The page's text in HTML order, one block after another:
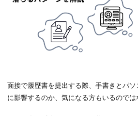
面接で履歴書を提出する際、手書きとパ
に影響するのか、気になる方もいるのでは